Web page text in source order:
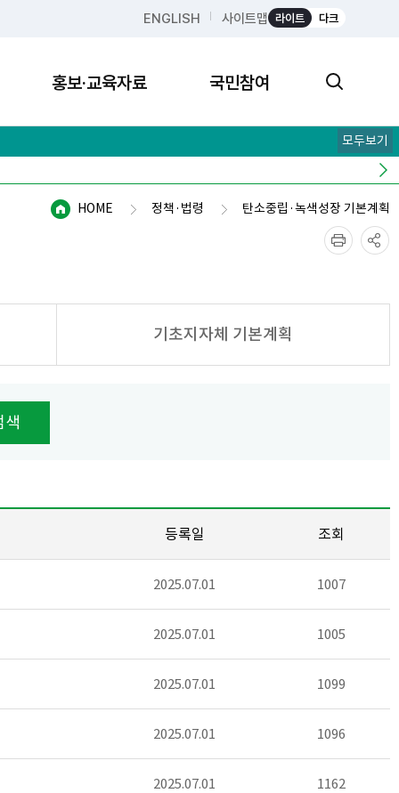
ENGLISH 사이트맵 라이트 다크
홍보·교육자료 국민참여
모두보기
HOME 정책·법령 탄소중립·녹색성장 기본계획
기초지자체 기본계획
색
등록일 조회
2025.07.01 1007
2025.07.01 1005
2025.07.01 1099
2025.07.01 1096
2025.07.01 1162